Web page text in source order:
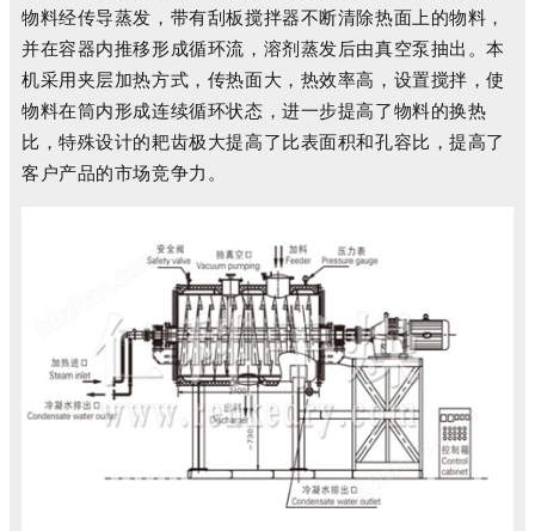
物料经传导蒸发，带有刮板搅拌器不断清除热面上的物料，
并在容器内推移形成循环流，溶剂蒸发后由真空泵抽出。本
机采用夹层加热方式，传热面大，热效率高，设置搅拌，使
物料在筒内形成连续循环状态，进一步提高了物料的换热
比，特殊设计的耙齿极大提高了比表面积和孔容比，提高了
客户产品的市场竞争力。